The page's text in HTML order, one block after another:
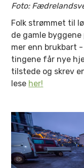
Foto:
Folk strømmet til
de gamle byggene
mer enn brukbart
tingene får nye
tilstede og skrev
lese her!